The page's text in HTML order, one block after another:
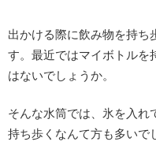
出かける際に飲み物を持ち
す。最近ではマイボトルを
はないでしょうか。
そんな水筒では、氷を入れ
持ち歩くなんて方も多いで